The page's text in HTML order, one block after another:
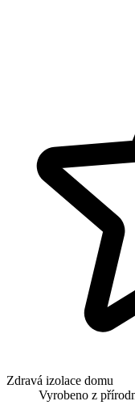
Zdravá izolace domu
Vyrobeno z